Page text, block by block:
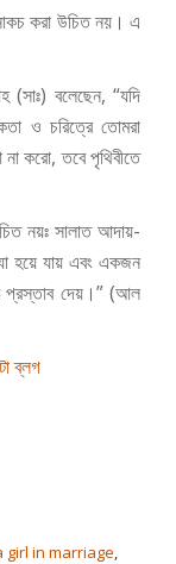
করা উচিত নয়। এ
(সাঃ) বলেছেন, “যদি
ও চরিত্রে তোমরা
না করো, তবে পৃথিবীতে
নয়ঃ সালাত আদায়-
হয়ে যায় এবং একজন
প্রস্তাব দেয়।” (আল
ব্লগ
girl in marriage,